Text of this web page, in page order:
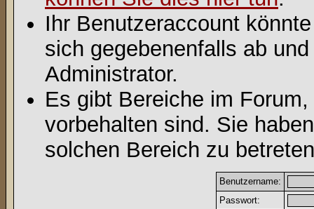
Ihr Benutzeraccount
sich gegebenenfalls ab
Administrator.
Es gibt Bereiche im
vorbehalten sind. Sie
solchen Bereich zu
Benutzername:
Passwort: